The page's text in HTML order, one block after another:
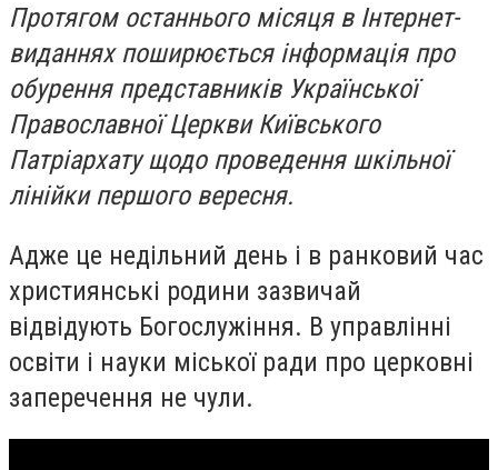
Протягом останнього місяця в Інтернет-
виданнях поширюється інформація про
обурення представників Української
Православної Церкви Київського
Патріархату щодо проведення шкільної
лінійки першого вересня.
Адже це недільний день і в ранковий час
християнські родини зазвичай
відвідують Богослужіння. В управлінні
освіти і науки міської ради про церковні
заперечення не чули.